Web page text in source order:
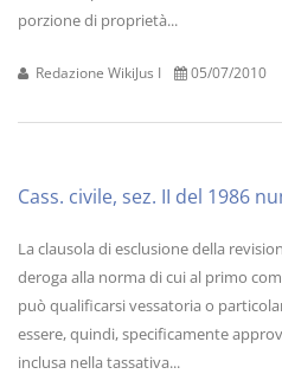
porzione di proprietà...
Redazione WikiJus I 05/07/2010
Cass. civile, sez. II del 1986
La clausola di esclusione della
deroga alla norma di cui al primo
può qualificarsi vessatoria o
essere, quindi, specificamente
inclusa nella tassativa...